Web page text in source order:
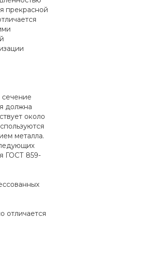
прекрасной
должна
около
металла.
ГОСТ 859-
отличается